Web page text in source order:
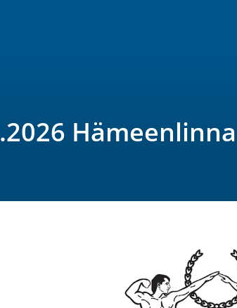
Hämeenlinna